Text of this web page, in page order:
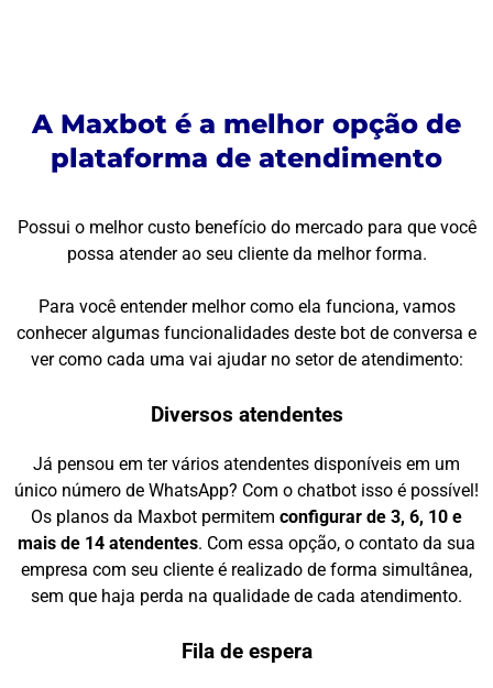
A Maxbot é a melhor opção de
plataforma de atendimento
Possui o melhor custo benefício do mercado para que você
possa atender ao seu cliente da melhor forma.
Para você entender melhor como ela funciona, vamos
conhecer algumas funcionalidades deste bot de conversa e
ver como cada uma vai ajudar no setor de atendimento:
Diversos atendentes
Já pensou em ter vários atendentes disponíveis em um
único número de WhatsApp? Com o chatbot isso é possível!
Os planos da Maxbot permitem configurar de 3, 6, 10 e
mais de 14 atendentes. Com essa opção, o contato da sua
empresa com seu cliente é realizado de forma simultânea,
sem que haja perda na qualidade de cada atendimento.
Fila de espera